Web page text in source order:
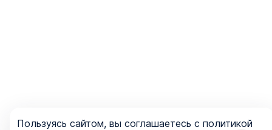
Пользуясь сайтом, вы соглашаетесь с политикой